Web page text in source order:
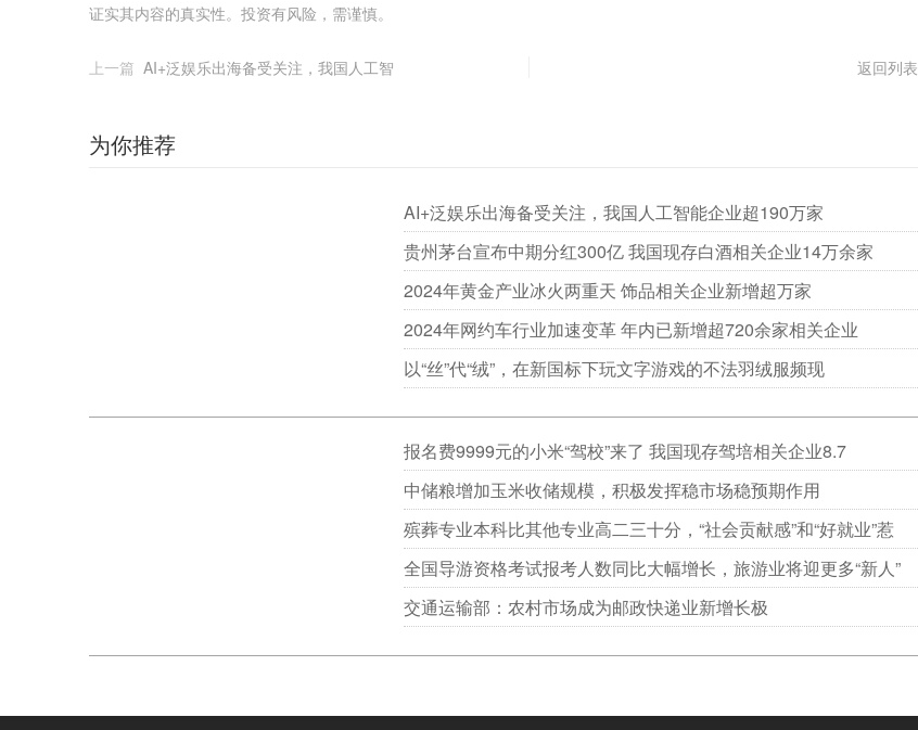
证实其内容的真实性。投资有风险，需谨慎。
上一篇 AI+泛娱乐出海备受关注，我国人工智 返回列表
为你推荐
AI+泛娱乐出海备受关注，我国人工智能企业超190万家
贵州茅台宣布中期分红300亿 我国现存白酒相关企业14万余家
2024年黄金产业冰火两重天 饰品相关企业新增超万家
2024年网约车行业加速变革 年内已新增超720余家相关企业
以“丝”代“绒”，在新国标下玩文字游戏的不法羽绒服频现
报名费9999元的小米“驾校”来了 我国现存驾培相关企业8.7
中储粮增加玉米收储规模，积极发挥稳市场稳预期作用
殡葬专业本科比其他专业高二三十分，“社会贡献感”和“好就业”惹
全国导游资格考试报考人数同比大幅增长，旅游业将迎更多“新人”
交通运输部：农村市场成为邮政快递业新增长极